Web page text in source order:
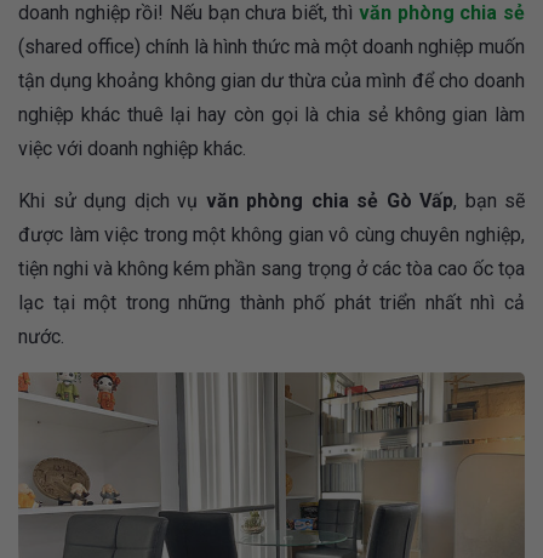
doanh nghiệp rồi! Nếu bạn chưa biết, thìvăn phòng chia sẻ
(shared office) chính là hình thức mà một doanh nghiệp muốn
tận dụng khoảng không gian dư thừa của mình để cho doanh
nghiệp khác thuê lại hay còn gọi là chia sẻ không gian làm
việc với doanh nghiệp khác.
Khi sử dụng dịch vụ văn phòng chia sẻ Gò Vấp, bạn sẽ
được làm việc trong một không gian vô cùng chuyên nghiệp,
tiện nghi và không kém phần sang trọng ở các tòa cao ốc tọa
lạc tại một trong những thành phố phát triển nhất nhì cả
nước.